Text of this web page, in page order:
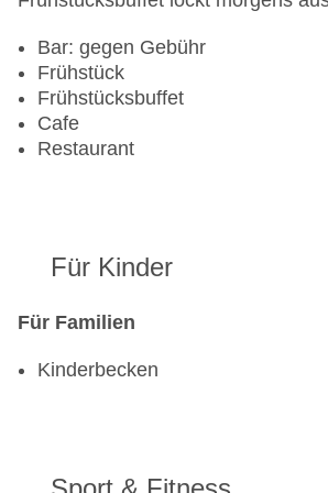
Landeskategorie: 3 Sterne
Bar: gegen Gebühr
Frühstück
Frühstücksbuffet
Cafe
Restaurant
Für Kinder
Für Familien
Kinderbecken